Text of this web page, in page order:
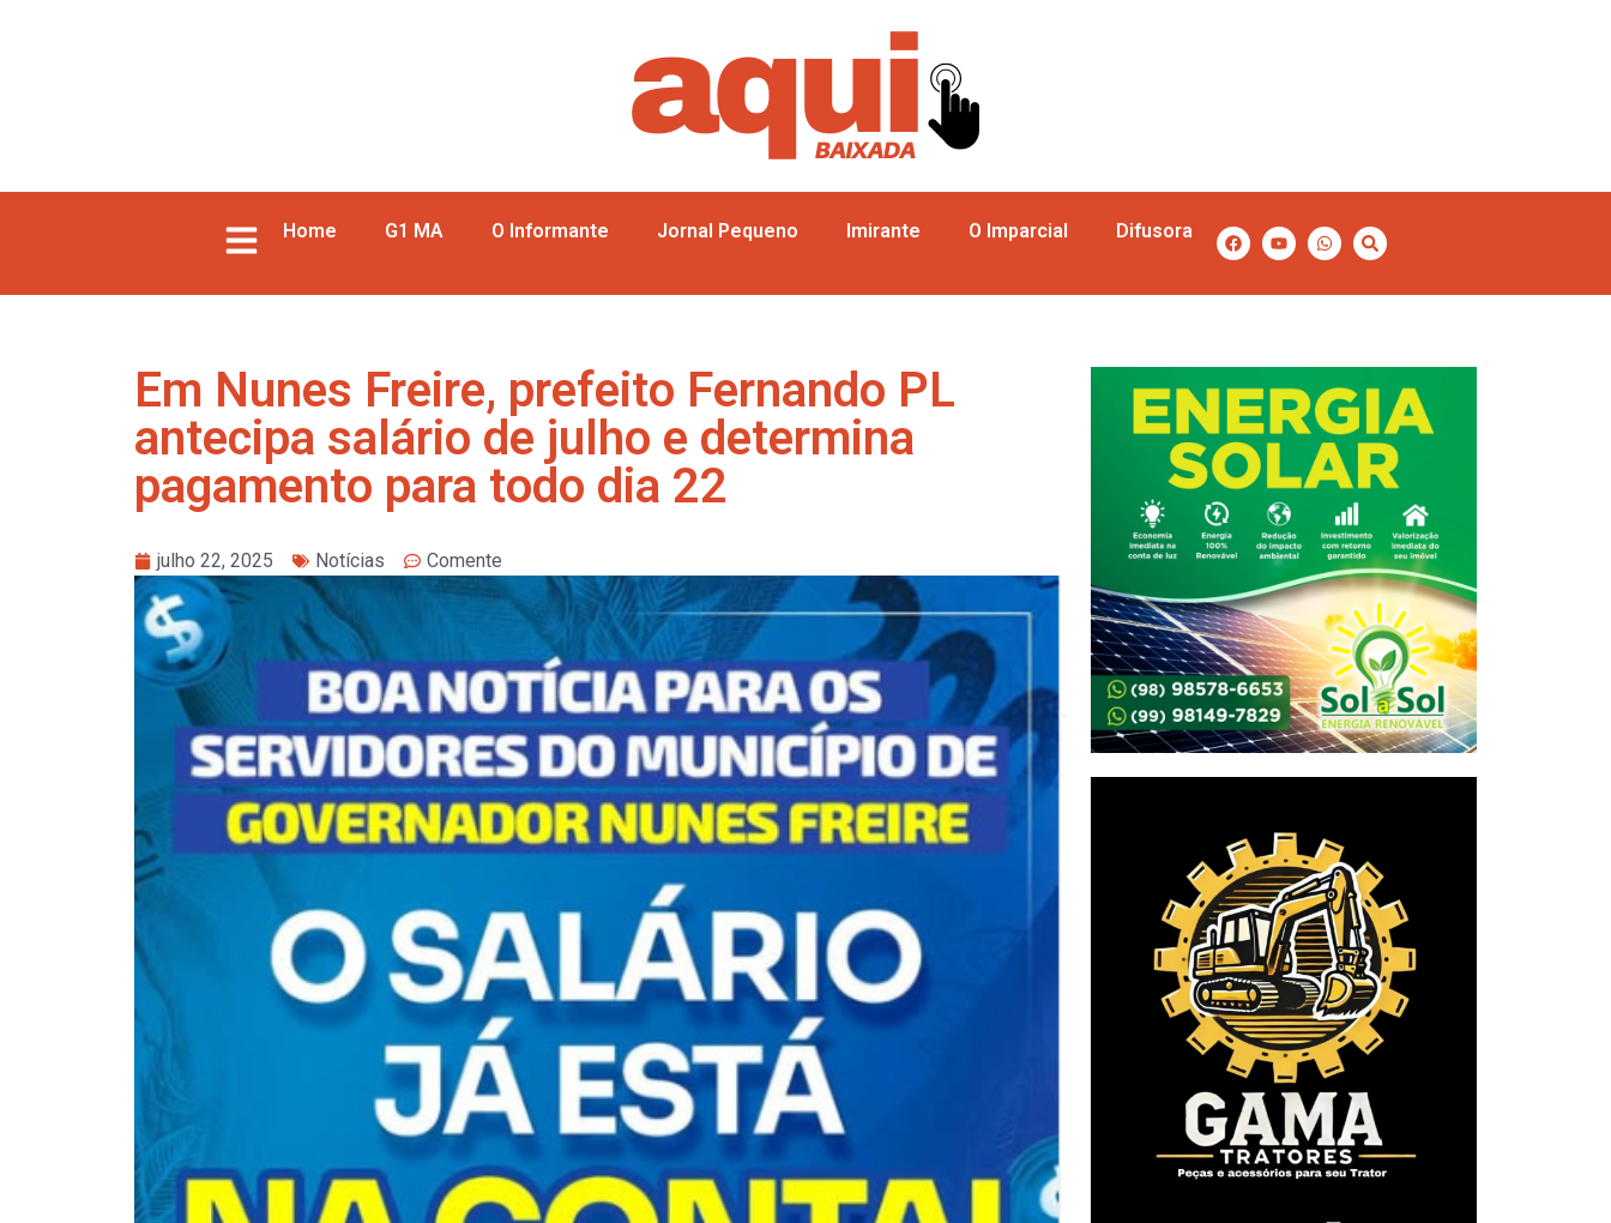
Home G1 MA O Informante Jornal Pequeno Imirante O Imparcial Difusora
Em Nunes Freire, prefeito Fernando PL
antecipa salário de julho e determina
pagamento para todo dia 22
julho 22, 2025 Notícias Comente